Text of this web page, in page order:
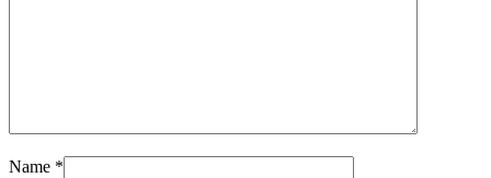
Name *